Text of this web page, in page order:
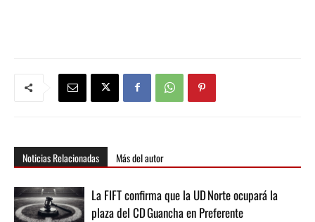
Noticias Relacionadas Más del autor
La FIFT confirma que la UD Norte ocupará la
plaza del CD Guancha en Preferente